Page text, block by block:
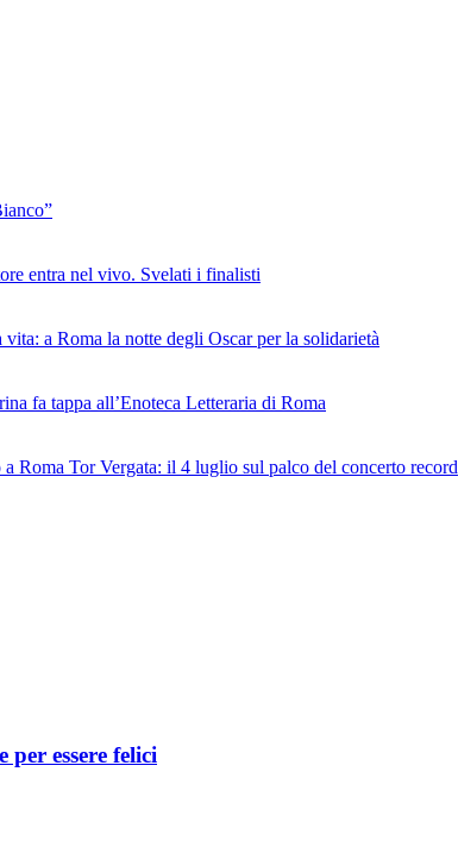
entra nel vivo. Svelati i finalisti
a Roma la notte degli Oscar per la solidarietà
fa tappa all’Enoteca Letteraria di Roma
Roma Tor Vergata: il 4 luglio sul palco del concerto record
per essere felici